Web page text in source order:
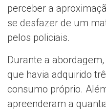
perceber a
se desfazer de um
pelos policiais.
Durante a
que havia adquirido
consumo próprio.
apreenderam a